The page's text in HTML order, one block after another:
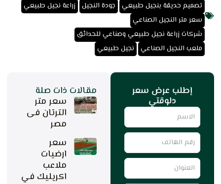
تصميم حديقة بنجيل طبيعي
جودة النجيل زراعة نجيل طبيعي
سعر متر النجيل الصناعي
شركات زراعة نجيل طبيعي وصناعي للحدائق
ملعب النجيل الصناعي
نجيل طبيعي
إطلب عرض سعر
دلوقتي
Name
رقم
الهاتف
العنوان
مقالات ذات صلة
سعر متر
الترتان فى
مصر
سعر
ارضيات
ملاعب
اكريليك في